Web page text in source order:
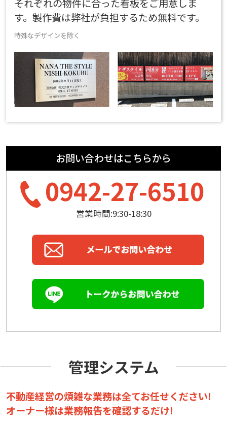
それぞれの物件に合った看板をご用意しま
す。製作費は弊社が負担するため無料です。
特殊なデザインを除く
お問い合わせはこちらから
0942-27-6510
営業時間:9:30-18:30
管理システム
不動産経営の煩雑な業務は全てお任せください!
オーナー様は業務報告を確認するだけ!